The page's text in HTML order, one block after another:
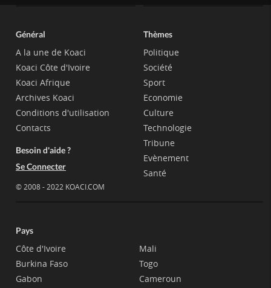
Général
A la une de Koaci
Koaci Côte d'Ivoire
Koaci Afrique
Archives Koaci
Conditions d'utilisation
Contacts
Besoin d'aide ?
Se Connecter
© 2008 - 2022 KOACI.COM
Thèmes
Politique
Société
Sport
Economie
Culture
Technologie
Tribune
Evènement
Santé
Pays
Côte d'Ivoire
Burkina Faso
Gabon
Mali
Togo
Cameroun